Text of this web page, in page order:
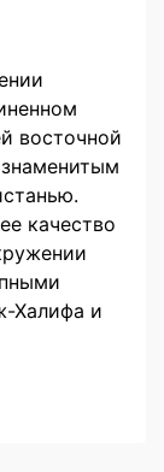
восточной
качество
Халифа и